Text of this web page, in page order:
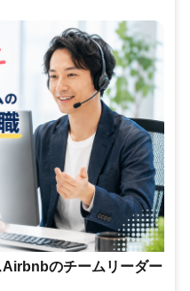
のチームリーダー